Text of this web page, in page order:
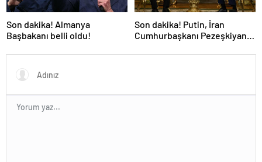
Son dakika! Almanya
Başbakanı belli oldu!
Son dakika! Putin, İran
Cumhurbaşkanı Pezeşkiyan